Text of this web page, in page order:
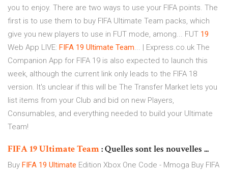
you to enjoy. There are two ways to use your FIFA points. The
first is to use them to buy FIFA Ultimate Team packs, which
give you new players to use in FUT mode, among... FUT 19
Web App LIVE: FIFA 19 Ultimate Team... | Express.co.uk The
Companion App for FIFA 19 is also expected to launch this
week, although the current link only leads to the FIFA 18
version. It's unclear if this will be The Transfer Market lets you
list items from your Club and bid on new Players,
Consumables, and everything needed to build your Ultimate
Team!
FIFA19UltimateTeam: Quelles sont les nouvelles ...
Buy FIFA 19 Ultimate Edition Xbox One Code - Mmoga Buy FIFA